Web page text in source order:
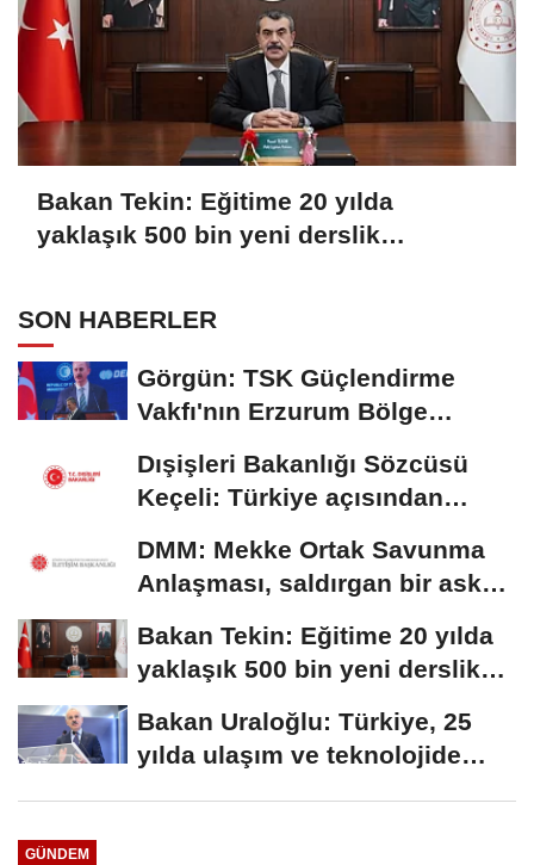
Bakan Tekin: Eğitime 20 yılda
yaklaşık 500 bin yeni derslik
SON HABERLER
Görgün: TSK Güçlendirme
Vakfı'nın Erzurum Bölge
Dışişleri Bakanlığı Sözcüsü
Keçeli: Türkiye açısından
DMM: Mekke Ortak Savunma
Anlaşması, saldırgan bir askeri
Bakan Tekin: Eğitime 20 yılda
yaklaşık 500 bin yeni derslik
Bakan Uraloğlu: Türkiye, 25
yılda ulaşım ve teknolojide
GÜNDEM